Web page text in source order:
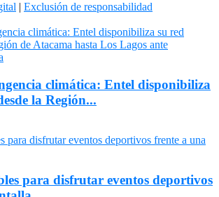
| Exclusión de responsabilidad
climática: Entel disponibiliza
la Región...
para disfrutar eventos deportivos